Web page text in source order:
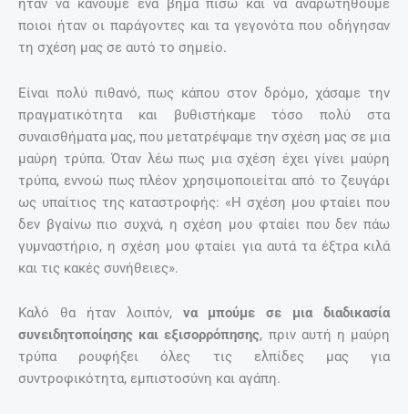
ήταν να κάνουμε ένα βήμα πίσω και να αναρωτηθούμε
ποιοι ήταν οι παράγοντες και τα γεγονότα που οδήγησαν
τη σχέση μας σε αυτό το σημείο.
Είναι πολύ πιθανό, πως κάπου στον δρόμο, χάσαμε την
πραγματικότητα και βυθιστήκαμε τόσο πολύ στα
συναισθήματα μας, που μετατρέψαμε την σχέση μας σε μια
μαύρη τρύπα. Όταν λέω πως μια σχέση έχει γίνει μαύρη
τρύπα, εννοώ πως πλέον χρησιμοποιείται από το ζευγάρι
ως υπαίτιος της καταστροφής: «Η σχέση μου φταίει που
δεν βγαίνω πιο συχνά, η σχέση μου φταίει που δεν πάω
γυμναστήριο, η σχέση μου φταίει για αυτά τα έξτρα κιλά
και τις κακές συνήθειες».
Καλό θα ήταν λοιπόν, να μπούμε σε μια διαδικασία
συνειδητοποίησης και εξισορρόπησης, πριν αυτή η μαύρη
τρύπα ρουφήξει όλες τις ελπίδες μας για
συντροφικότητα, εμπιστοσύνη και αγάπη.